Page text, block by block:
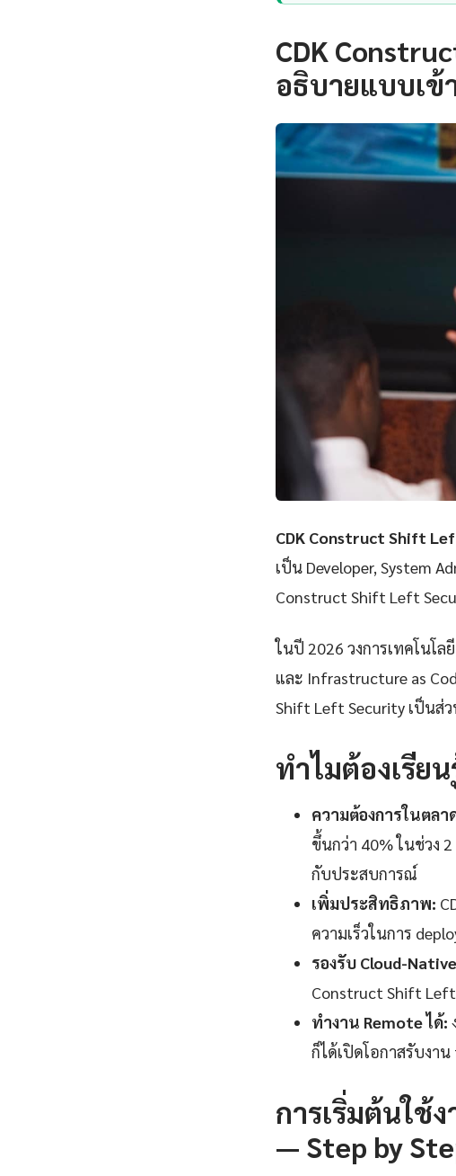
CDK
อธิบายแบบเข้
CDK Construct Shift
เป็น Developer, System
Construct Shift Left
ในปี 2026 วงการเทคโนโ
และ Infrastructure as
Shift Left Security เป็นส่
ทำไมต้องเรีย
ความต้องการในตลา
ขึ้นกว่า 40% ในช่วง
กับประสบการณ์
เพิ่มประสิทธิภาพ:
ความเร็วในการ
รองรับ Cloud-
Construct Shift
ทำงาน Remote ได้:
ก็ได้เปิดโอกาสรับงา
การเริ่มต้นใช้
— Step by